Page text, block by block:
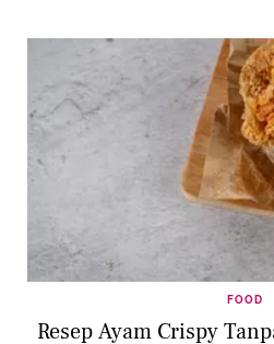
FOOD
Resep Ayam Crispy